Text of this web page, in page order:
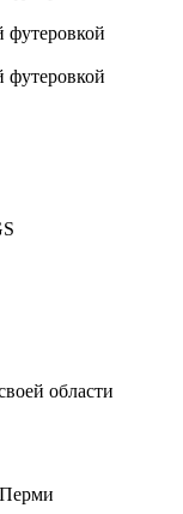
области
Перми